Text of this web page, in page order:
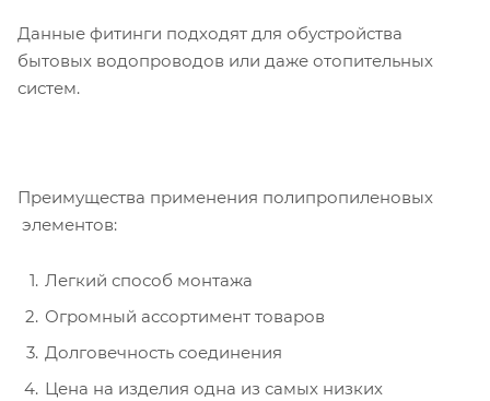
Данные фитинги подходят для обустройства
бытовых водопроводов или даже отопительных
систем.
Преимущества применения полипропиленовых
элементов:
Легкий способ монтажа
Огромный ассортимент товаров
Долговечность соединения
Цена на изделия одна из самых низких